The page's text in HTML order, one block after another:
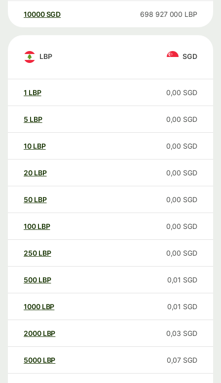
10000 SGD 698 927 000 LBP
LBP SGD
1 LBP 0,00 SGD
5 LBP 0,00 SGD
10 LBP 0,00 SGD
20 LBP 0,00 SGD
50 LBP 0,00 SGD
100 LBP 0,00 SGD
250 LBP 0,00 SGD
500 LBP 0,01 SGD
1000 LBP 0,01 SGD
2000 LBP 0,03 SGD
5000 LBP 0,07 SGD